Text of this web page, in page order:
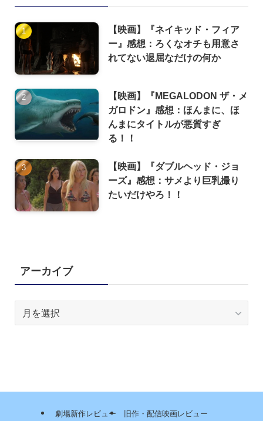
【映画】『ネイキッド・フィア
ー』感想：ろくなオチも用意さ
れてない退屈なだけの何か
【映画】『MEGALODON ザ・メ
ガロドン』感想：ほんまに、ほ
んまにタイトルが悪質すぎ
る！！
【映画】『ダブルヘッド・ジョ
ーズ』感想：サメより巨乳撮り
たいだけやろ！！
アーカイブ
劇場新作レビュー 旧作・配信映画レビュー